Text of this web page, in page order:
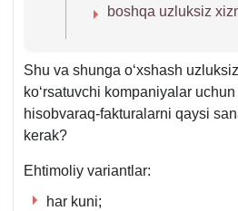
boshqa uzluksiz
Shu va shunga oʻхshash
koʻrsatuvchi kompaniyalar
hisobvaraq-fakturalarni qaysi
kerak?
Ehtimoliy variantlar:
har kuni;